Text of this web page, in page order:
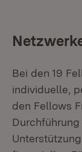
Bei den 19
individuelle,
den Fellows